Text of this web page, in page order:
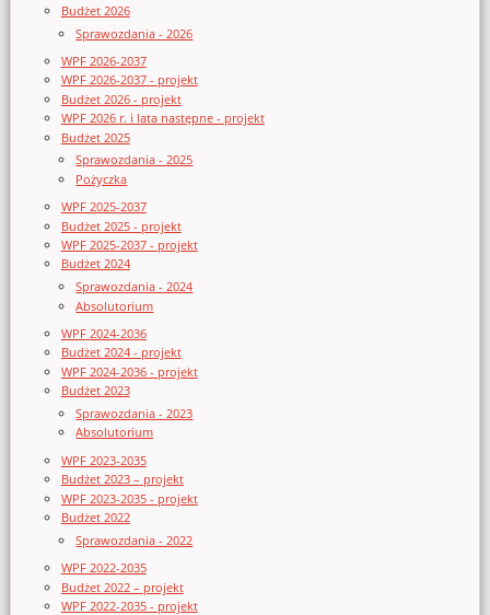
Budżet 2026
Sprawozdania - 2026
WPF 2026-2037
WPF 2026-2037 - projekt
Budżet 2026 - projekt
WPF 2026 r. i lata następne - projekt
Budżet 2025
Sprawozdania - 2025
Pożyczka
WPF 2025-2037
Budżet 2025 - projekt
WPF 2025-2037 - projekt
Budżet 2024
Sprawozdania - 2024
Absolutorium
WPF 2024-2036
Budżet 2024 - projekt
WPF 2024-2036 - projekt
Budżet 2023
Sprawozdania - 2023
Absolutorium
WPF 2023-2035
Budżet 2023 – projekt
WPF 2023-2035 - projekt
Budżet 2022
Sprawozdania - 2022
WPF 2022-2035
Budżet 2022 – projekt
WPF 2022-2035 - projekt